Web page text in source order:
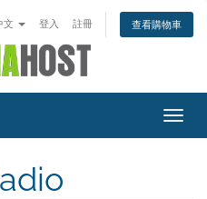
文 登入 註冊 查看購物車
切
換